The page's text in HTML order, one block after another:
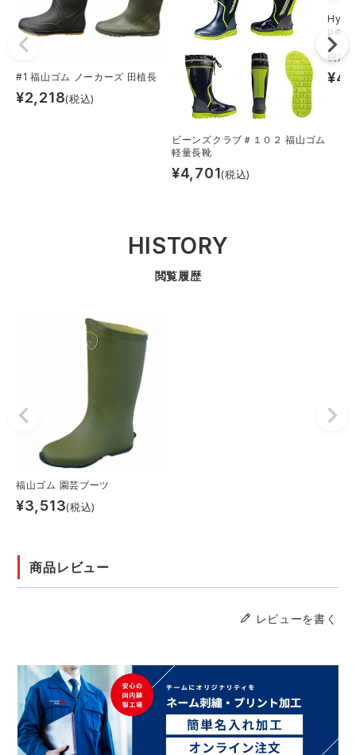
#1 福山ゴム ノーカーズ 田植長
¥2,218(税込)
ビーンズクラブ＃１０２ 福山ゴム
軽量長靴
¥4,701(税込)
perV
ット
樹脂
¥
HISTORY
閲覧履歴
福山ゴム 園芸ブーツ
¥3,513(税込)
商品レビュー
レビューを書く